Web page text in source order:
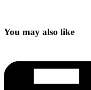
You may also like